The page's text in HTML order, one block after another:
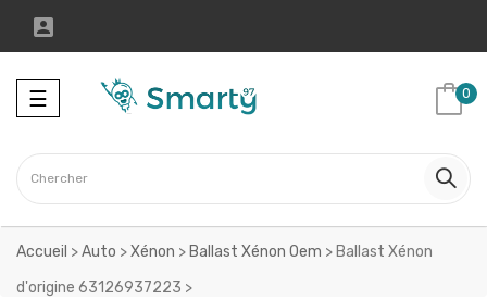

Toggle
navigation
☰ 0
Accueil >Auto >Xénon > Ballast Xénon Oem > Ballast Xénon
d'origine 63126937223 >